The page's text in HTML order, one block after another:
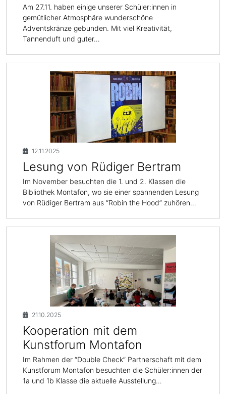
Am 27.11. haben einige unserer Schüler:innen in
gemütlicher Atmosphäre wunderschöne
Adventskränze gebunden. Mit viel Kreativität,
Tannenduft und guter…
12.11.2025
Lesung von Rüdiger Bertram
Im November besuchten die 1. und 2. Klassen die
Bibliothek Montafon, wo sie einer spannenden Lesung
von Rüdiger Bertram aus “Robin the Hood” zuhören…
21.10.2025
Kooperation mit dem
Kunstforum Montafon
Im Rahmen der “Double Check” Partnerschaft mit dem
Kunstforum Montafon besuchten die Schüler:innen der
1a und 1b Klasse die aktuelle Ausstellung…